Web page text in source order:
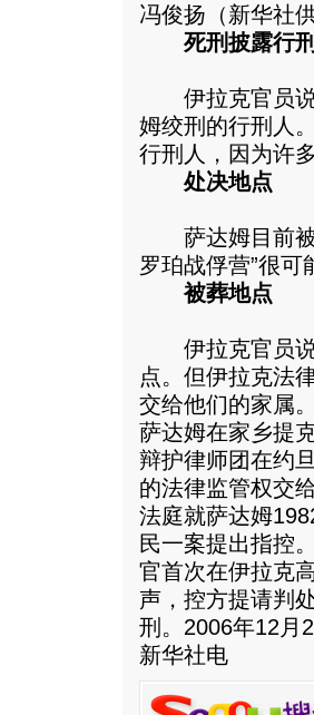
冯俊扬（新华社
死刑披露行
伊拉克官员说
姆绞刑的行刑人
行刑人，因为许
处决地点
萨达姆目前被
罗珀战俘营”很
被葬地点
伊拉克官员说
点。但伊拉克法
交给他们的家属
萨达姆在家乡提
辩护律师团在约
的法律监管权交
法庭就萨达姆
民一案提出指控
官首次在伊拉克
声，控方提请判
刑。2006年12月
新华社电